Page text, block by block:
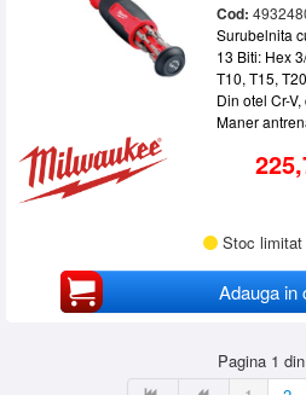
Cod:
Surubelnita
13 Biti: Hex
T10, T15,
Din otel Cr-
Maner
Stoc limitat
Adauga in
Pagina 1